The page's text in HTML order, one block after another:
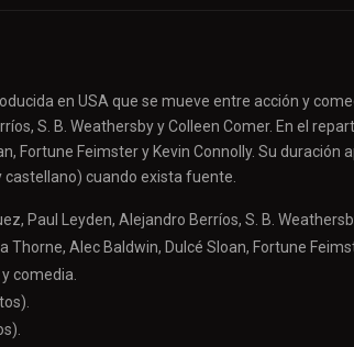
en USA que se mueve entre acción y
S. B. Weathersby y Colleen Comer. En el
Fortune Feimster y Kevin Connolly. Su duración
cuando exista fuente.
Paul Leyden, Alejandro Berríos, S. B.
Thorne, Alec Baldwin, Dulcé Sloan, Fortune
comedia.